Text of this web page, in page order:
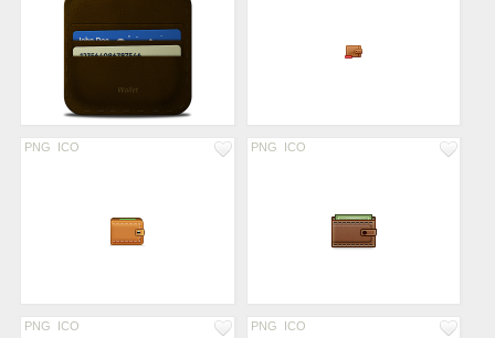
PNG ICO PNG ICO
PNG ICO PNG ICO